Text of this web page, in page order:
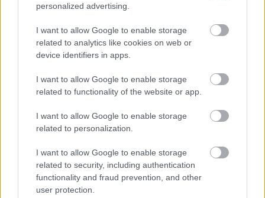
personalized advertising.
I want to allow Google to enable storage
related to analytics like cookies on web or
device identifiers in apps.
I want to allow Google to enable storage
related to functionality of the website or app.
I want to allow Google to enable storage
related to personalization.
I want to allow Google to enable storage
related to security, including authentication
functionality and fraud prevention, and other
user protection.
生姜增强免疫系统
生姜是增强免疫系统的关键食材，因此非常适合所有人
食用。它之所以能增强免疫力，是因为它能抵御有害病
原体。研究表明，生姜具有抗菌特性，可以抑制有害细
生姜的天然成分有助于减轻疾病的严重程度和缩短病
程。经常食用生姜，无论是泡茶还是加入餐食中，都能
增强身体的抵抗感染能力，从而改善整体健康状况。
在日常生活中加入生姜，不仅能增添风味，还能增强免
疫力。它有很多益处，从抵抗感染到消炎止痛，不一而